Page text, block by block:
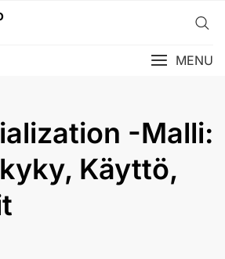
MENU
-Malli:
Käyttö,